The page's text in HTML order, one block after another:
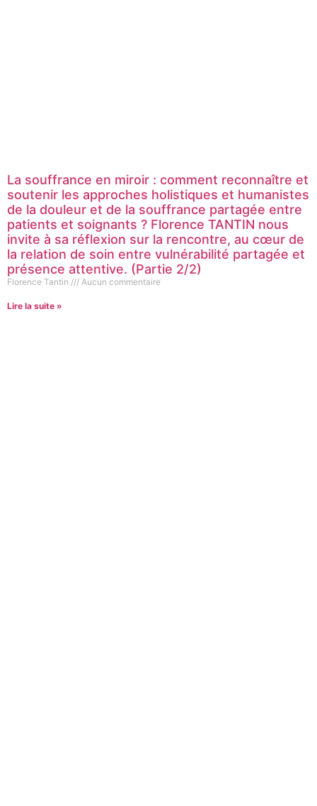
La souffrance en miroir : comment reconnaître et
soutenir les approches holistiques et humanistes
de la douleur et de la souffrance partagée entre
patients et soignants ? Florence TANTIN nous
invite à sa réflexion sur la rencontre, au cœur de
la relation de soin entre vulnérabilité partagée et
présence attentive. (Partie 2/2)
Florence Tantin Aucun commentaire
Lire la suite »